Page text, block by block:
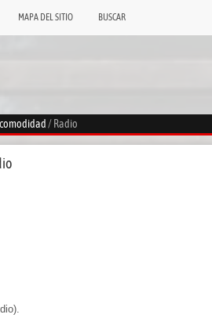
MAPA DEL SITIO BUSCAR
/ Radio